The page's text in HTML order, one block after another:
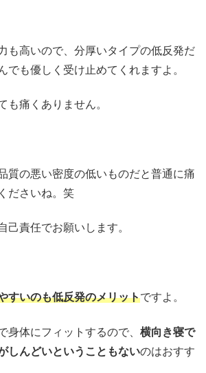
も高いので、分厚いタイプの低反発だ
でも優しく受け止めてくれますよ。
も痛くありません。
質の悪い密度の低いものだと普通に痛
ださいね。笑
己責任でお願いします。
すいのも低反発のメリットですよ。
身体にフィットするので、 横向き寝で
しんどいということもないのはおすす